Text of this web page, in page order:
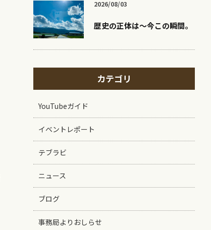
2026/08/03
歴史の正体は〜今この瞬間。
カテゴリ
YouTubeガイド
イベントレポート
テブラビ
ニュース
ブログ
事務局よりおしらせ